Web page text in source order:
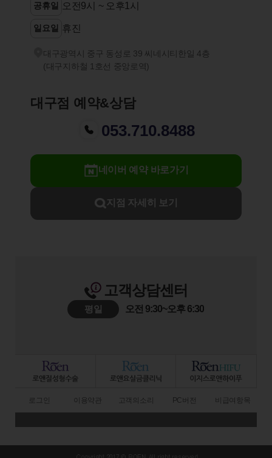
공휴일 오전9시 ~ 오후1시
일요일 휴진
대구광역시 중구 동성로 39 씨네시티한일 4층
(대구지하철 1호선 중앙로역)
대구점 예약&상담
053.710.8488
네이버 예약 바로가기
지점 자세히 보기
고객상담센터
평일 오전 9:30~오후 6:30
로그인 이용약관 고객의소리 PC버전 비급여항목